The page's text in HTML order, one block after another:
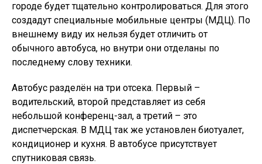
городе будет тщательно контролироваться. Для этого
создадут специальные мобильные центры (МДЦ). По
внешнему виду их нельзя будет отличить от
обычного автобуса, но внутри они отделаны по
последнему слову техники.
Автобус разделён на три отсека. Первый –
водительский, второй представляет из себя
небольшой конференц-зал, а третий – это
диспетчерская. В МДЦ так же установлен биотуалет,
кондиционер и кухня. В автобусе присутствует
спутниковая связь.